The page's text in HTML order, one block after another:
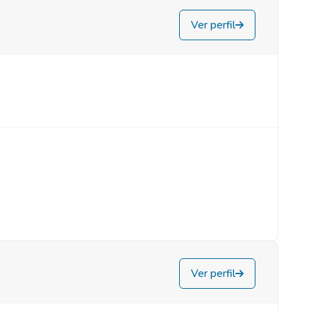
Ver perfil
Ver perfil